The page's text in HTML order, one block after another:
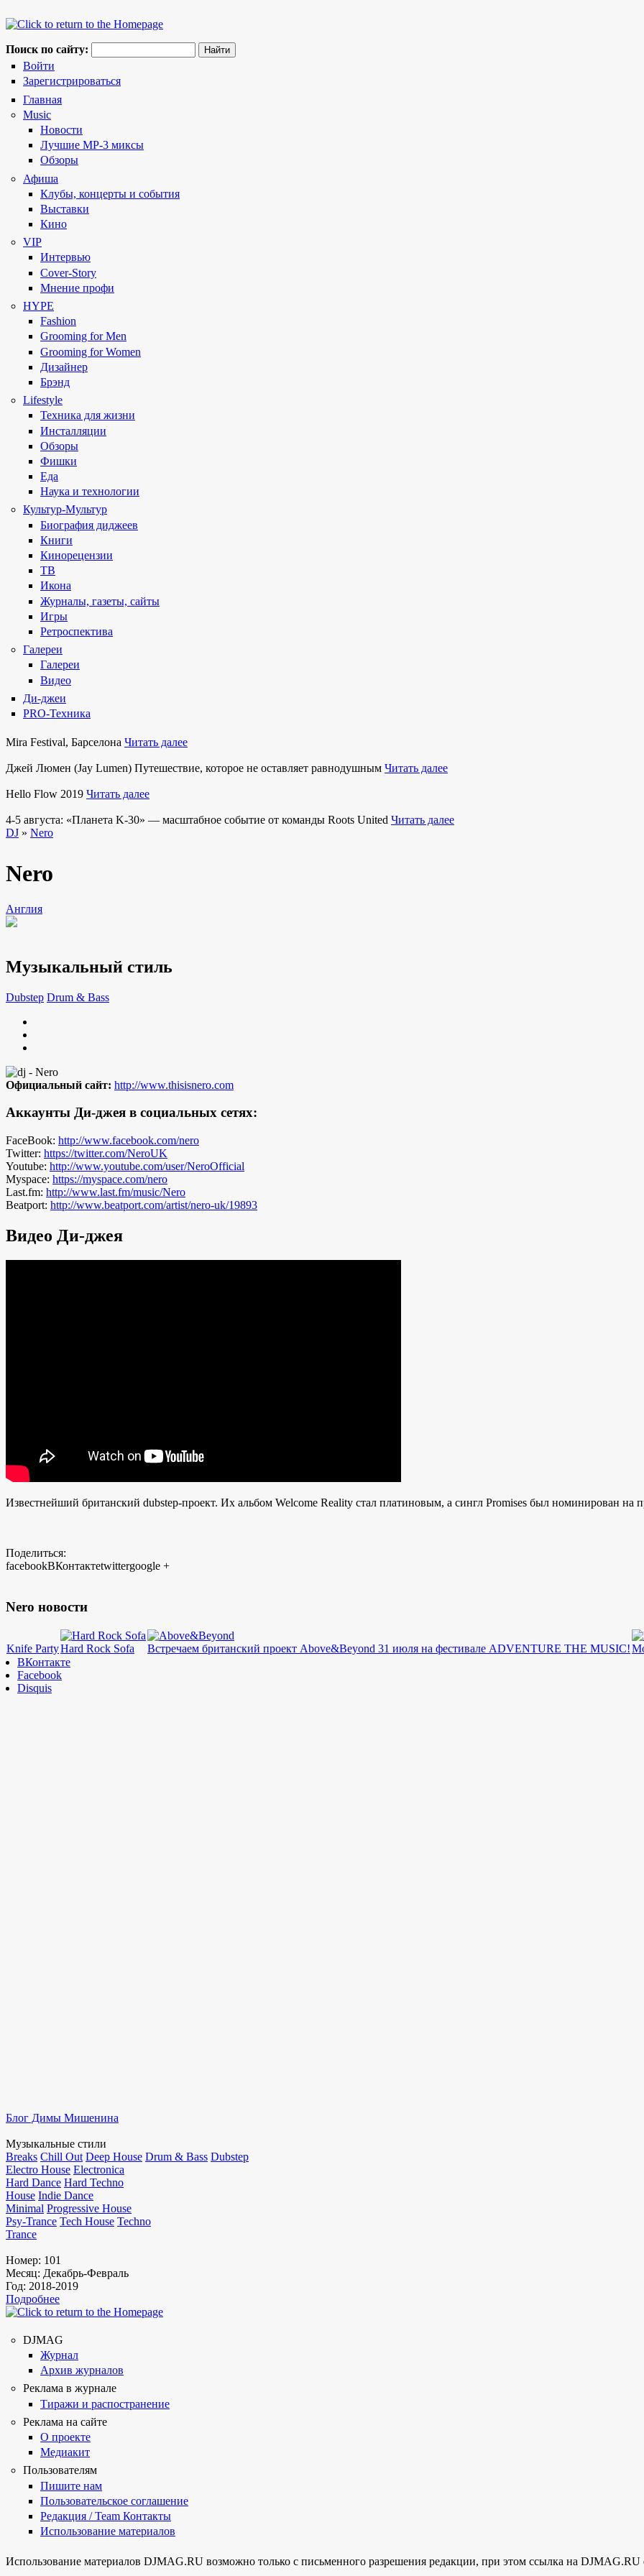
Поиск по сайту:
Войти
Зарегистрироваться
Главная
Music
Новости
Лучшие MP-3 миксы
Обзоры
Афиша
Клубы, концерты и события
Выставки
Кино
VIP
Интервью
Cover-Story
Мнение профи
HYPE
Fashion
Grooming for Men
Grooming for Women
Дизайнер
Брэнд
Lifestyle
Техника для жизни
Инсталляции
Обзоры
Фишки
Еда
Наука и технологии
Культур-Мультур
Биография диджеев
Книги
Кинорецензии
ТВ
Икона
Журналы, газеты, сайты
Игры
Ретроспектива
Галереи
Галереи
Видео
Ди-джеи
PRO-Техника
Mira Festival, Барселона Читать далее
Джей Люмен (Jay Lumen) Путешествие, которое не оставляет равнодушным Читать далее
Hello Flow 2019 Читать далее
4-5 августа: «Планета K-30» — масштабное событие от команды Roots United Читать далее
DJ » Nero
Nero
Англия
Музыкальный стиль
Dubstep Drum & Bass
Официальный сайт: http://www.thisisnero.com
Аккаунты Ди-джея в социальных сетях:
FaceBook: http://www.facebook.com/nero
Twitter: https://twitter.com/NeroUK
Youtube: http://www.youtube.com/user/NeroOfficial
Myspace: https://myspace.com/nero
Last.fm: http://www.last.fm/music/Nero
Beatport: http://www.beatport.com/artist/nero-uk/19893
Видео Ди-джея
Известнейший британский dubstep-проект. Их альбом Welcome Reality стал платиновым, а сингл Promises был номинирован на
Поделиться:
facebookВКонтактеtwittergoogle +
Nero новости
Knife PartyHard Rock Sofa Встречаем британский проект Above&Beyond 31 июля на фестивале ADVENTURE THE MUSIC!
ВКонтакте
Facebook
Disquis
Блог Димы Мишенина
Музыкальные стили
Breaks Chill Out Deep House Drum & Bass Dubstep
Electro House Electronica
Hard Dance Hard Techno
House Indie Dance
Minimal Progressive House
Psy-Trance Tech House Techno
Trance
Номер: 101
Месяц: Декабрь-Февраль
Год: 2018-2019
Подробнее
DJMAG
Журнал
Архив журналов
Реклама в журнале
Тиражи и распостранение
Реклама на сайте
О проекте
Медиакит
Пользователям
Пишите нам
Пользовательское соглашение
Редакция / Team Контакты
Использование материалов
Использование материалов DJMAG.RU возможно только с письменного разрешения редакции, при этом ссылка на DJMAG.RU